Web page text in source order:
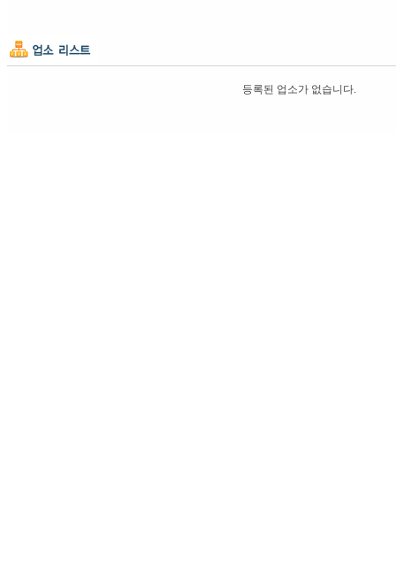
등록된 업소가 없습니다.